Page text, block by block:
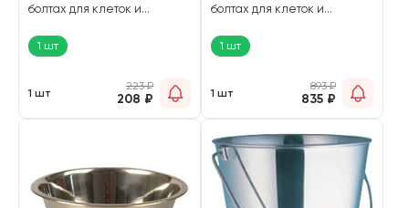
болтах для клеток и
1 шт
1 шт
223₽
208 ₽
болтах для клеток и
1 шт
1 шт
893₽
835 ₽